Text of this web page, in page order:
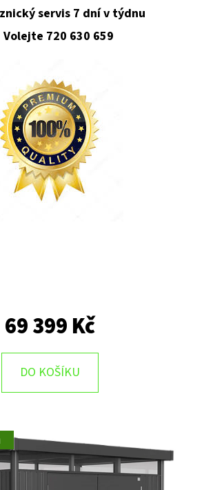
servis 7 dní v týdnu
Volejte 720 630 659
69 399 Kč
DO KOŠÍKU